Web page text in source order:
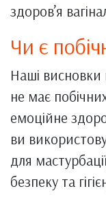
здоров’я
Чи є
Наші висновки
не має
емоційне
ви
для
безпеку та